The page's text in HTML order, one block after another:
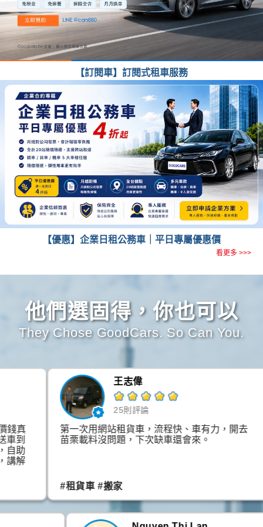
【訂閱車】訂閱式租車服務
【優惠】企業日租公務車｜平日專屬優惠價
看更多 >>>
他們選固得，你也可以
They Chose GoodCars. So Can You.
王志偉
25則評論
第一次用網站租貨車，流程快、車有力，開去
苗栗載料沒問題，下次缺車還會來。
#租貨車 #搬家